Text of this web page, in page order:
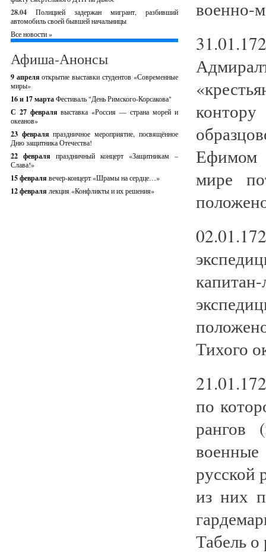
28.04
Полицией задержан мигрант, разбивший
автомобиль своей бывшей начальницы
Все новости »
Афиша-Анонсы
9 апреляоткрытие выставки студентов «Современные
миры»
16 и 17 мартаФестиваль "День Римского-Корсакова"
С 27 февралявыставка «Россия — страна морей и
океанов»
23 февраляпраздничное мероприятие, посвящённое
Дню защитника Отечества!
22 февраля праздничный концерт «Защитникам –
Слава!»
15 февраля вечер-концерт «Шрамы на сердце…»
12 февраля лекция «Конфликты и их решения»
военно-
Ефимом
мире
Тихого
по
рангов
военные
русской
из них
Табель о